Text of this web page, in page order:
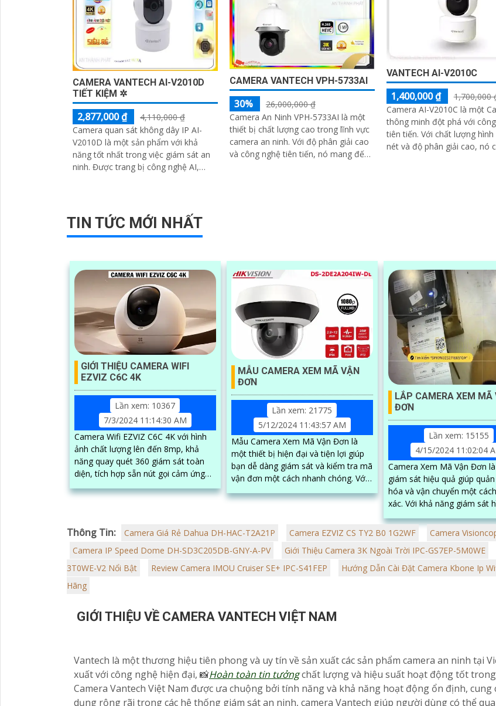
CAMERA VANTECH AI-V2010D
TIẾT KIỆM ✲
2,877,000 ₫
4,110,000 ₫
Camera quan sát không dây IP AI-
V2010D là một sản phẩm với khả
năng tốt nhất trong việc giám sát an
ninh. Được trang bị công nghệ AI,
CAMERA VANTECH VPH-5733AI
30%
26,000,000 ₫
Camera An Ninh VPH-5733AI là một
thiết bị chất lượng cao trong lĩnh vực
camera an ninh. Với độ phân giải cao
và công nghệ tiên tiến, nó mang đến
VANTECH AI-V2010C
1,400,000 ₫
1,700,000
Camera AI-V2010C là một
thông minh đột phá với
tiên tiến. Với chất lượng hình ảnh sắc
nét và độ phân giải cao, nó
TIN TỨC MỚI NHẤT
GIỚI THIỆU CAMERA WIFI
EZVIZ C6C 4K
Lần xem: 10367
7/3/2024 11:14:30 AM
Camera Wifi EZVIZ C6C 4K với hình
ảnh chất lượng lên đến 8mp, khả
năng quay quét 360 giám sát toàn
diện, tích hợp sẵn nút gọi cảm ứng
bạn dễ dàng...
MẪU CAMERA XEM MÃ VẬN
ĐƠN
Lần xem: 21775
5/12/2024 11:43:57 AM
Mẫu Camera Xem Mã Vận Đơn là
một thiết bị hiện đại và tiện lợi giúp
bạn dễ dàng giám sát và kiểm tra mã
vận đơn một cách nhanh chóng. Với
chất lượng hình ảnh sắc nét và khả
năng...
LẮP CAMERA XEM MÃ
ĐƠN
Lần xem: 15155
4/15/2024 11:02:04
Camera Xem Mã Vận Đơn
giám sát hiệu quả giúp
hóa và vận chuyển một
xác. Với khả năng giám sát hình ảnh
chất lượng cao và lưu trữ dữ
Thông Tin: Camera Giá Rẻ Dahua DH-HAC-T2A21P Camera EZVIZ CS TY2 B0 1G2WF Camera
Camera IP Speed Dome DH-SD3C205DB-GNY-A-PV
Giới Thiệu Camera 3K Ngoài Trời IPC-GS7EP-5M0WE
3T0WE-V2 Nổi Bật
Review Camera IMOU Cruiser SE+ IPC-S41FEP Hướng Dẫn Cài Đặt Camera Kbone Ip
Hãng
GIỚI THIỆU VỀ CAMERA VANTECH VIỆT NAM
Vantech là một thương hiệu tiên phong và uy tín về sản xuất các sản phẩm camera an ninh tại
xuất với công nghệ hiện đại, 📸Hoàn toàn tin tưởngchất lượng và hiệu suất hoạt động tốt
Camera Vantech Việt Nam được ưa chuộng bởi tính năng và khả năng hoạt động ổn định,
dụng rộng rãi trong các hệ thống giám sát an ninh, camera Vantech giúp người dùng có thể